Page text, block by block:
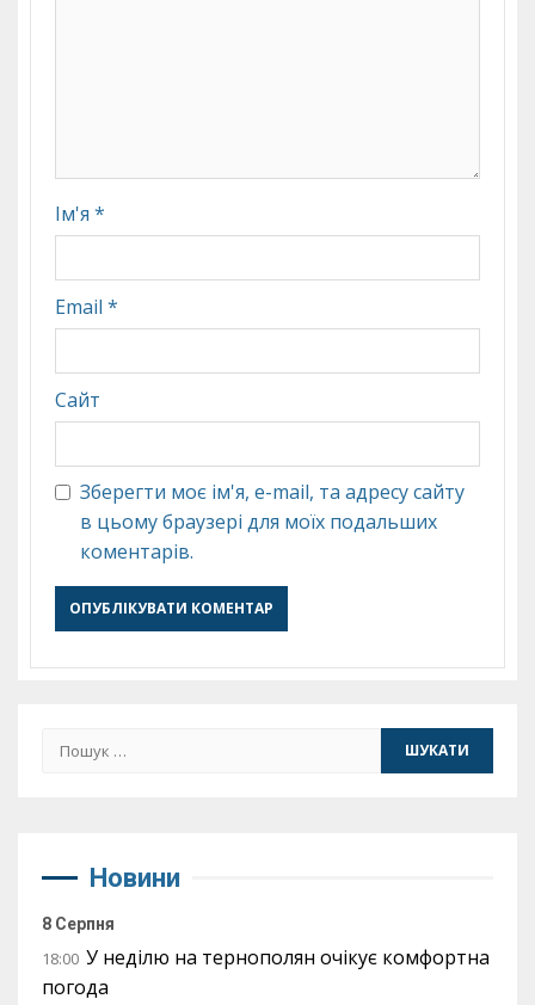
Ім'я *
Email *
Сайт
Зберегти моє ім'я, e-mail, та адресу сайту
в цьому браузері для моїх подальших
коментарів.
Пошук:
Новини
8 Серпня
18:00 У неділю на тернополян очікує комфортна
погода